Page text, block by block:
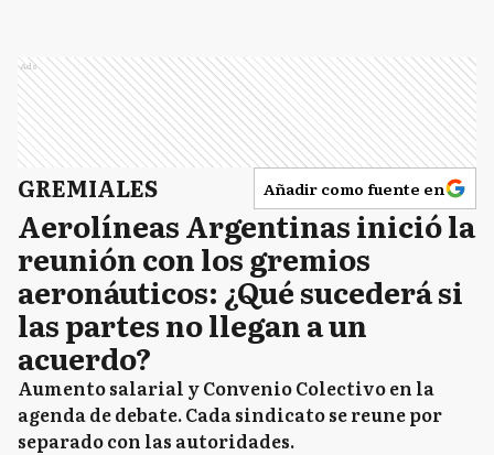
Ads
GREMIALES Añadir como fuente en
Aerolíneas Argentinas inició la
reunión con los gremios
aeronáuticos: ¿Qué sucederá si
las partes no llegan a un
acuerdo?
Aumento salarial y Convenio Colectivo en la
agenda de debate. Cada sindicato se reune por
separado con las autoridades.